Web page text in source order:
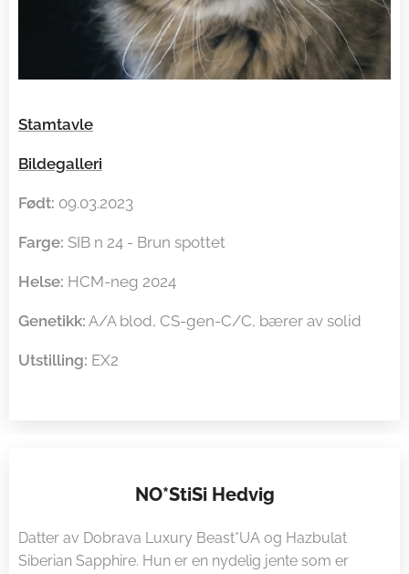
Stamtavle
Bildegalleri
Født: 09.03.2023
Farge: SIB n 24 - Brun spottet
Helse: HCM-neg 2024
Genetikk: A/A blod, CS-gen-C/C, bærer av solid
Utstilling: EX2
NO*StiSi Hedvig
Datter av Dobrava Luxury Beast*UA og Hazbulat
Siberian Sapphire. Hun er en nydelig jente som er